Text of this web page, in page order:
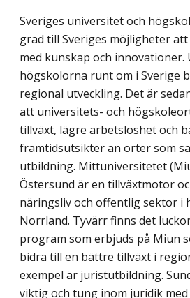
Sveriges universitet och
grad till Sveriges möjligheter
med kunskap och innovationer.
högskolorna runt om i Sverige
regional utveckling. Det är
att universitets- och
tillväxt, lägre arbetslöshet och
framtidsutsikter än orter som
utbildning. Mittuniversitetet
Östersund är en tillväxtmotor
näringsliv och offentlig sektor i
Norrland. Tyvärr finns det
program som erbjuds på Miun
bidra till en bättre tillväxt i
exempel är juristutbildning.
viktig och tung inom juridik